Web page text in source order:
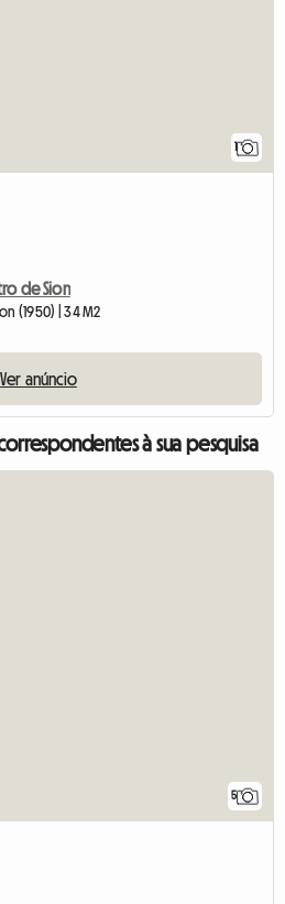
de Sion
(1950) | 34 M2
Ver anúncio
à sua pesquisa
5